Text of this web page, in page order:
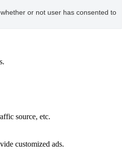
or not user has consented to
source, etc.
customized ads.